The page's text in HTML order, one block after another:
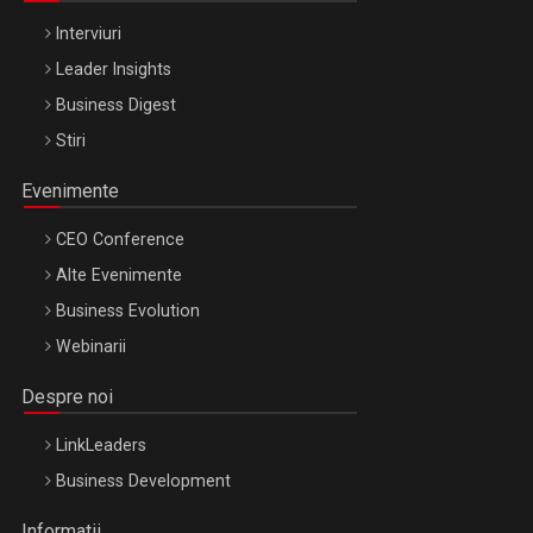
Interviuri
Leader Insights
Business Digest
Stiri
Evenimente
CEO Conference
Alte Evenimente
Business Evolution
Webinarii
Despre noi
LinkLeaders
Business Development